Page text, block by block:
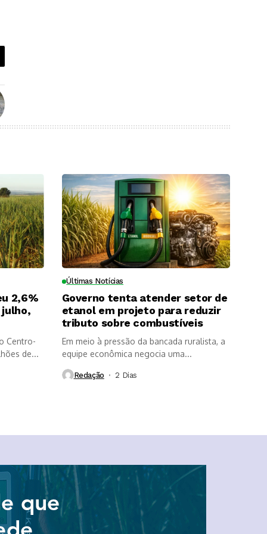
2,6%
julho,
Centro-
de...
Últimas Notícias
Governo tenta atender setor de
etanol em projeto para reduzir
tributo sobre combustíveis
Em meio à pressão da bancada ruralista, a
equipe econômica negocia uma...
Redação 2 Dias ⁮